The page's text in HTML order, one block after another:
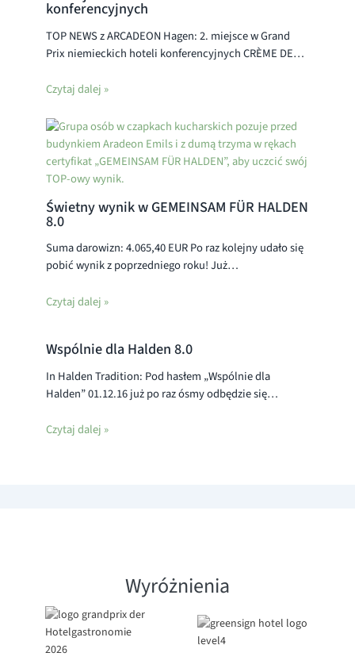
konferencyjnych
TOP NEWS z ARCADEON Hagen: 2. miejsce w Grand
Prix niemieckich hoteli konferencyjnych CRÈME DE…
Czytaj dalej »
Świetny wynik w GEMEINSAM FÜR HALDEN
8.0
Suma darowizn: 4.065,40 EUR Po raz kolejny udało się
pobić wynik z poprzedniego roku! Już…
Czytaj dalej »
Wspólnie dla Halden 8.0
In Halden Tradition: Pod hasłem „Wspólnie dla
Halden” 01.12.16 już po raz ósmy odbędzie się…
Czytaj dalej »
Wyróżnienia